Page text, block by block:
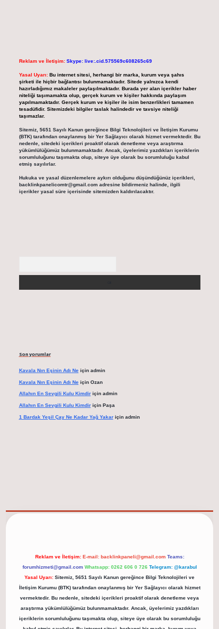
Reklam ve İletişim: Skype: live:.cid.575569c608265c69
Yasal Uyarı: Bu internet sitesi, herhangi bir marka, kurum veya şahıs
şirketi ile hiçbir bağlantısı bulunmamaktadır. Sitede yalnızca kendi
hazırladığımız makaleler paylaşılmaktadır. Burada yer alan içerikler haber
niteliği taşımamakta olup, gerçek kurum ve kişiler hakkında paylaşım
yapılmamaktadır. Gerçek kurum ve kişiler ile isim benzerlikleri tamamen
tesadüfidir. Sitemizdeki bilgiler taslak halindedir ve tavsiye niteliği
taşımazlar.
Sitemiz, 5651 Sayılı Kanun gereğince Bilgi Teknolojileri ve İletişim Kurumu
(BTK) tarafından onaylanmış bir Yer Sağlayıcı olarak hizmet vermektedir. Bu
nedenle, sitedeki içerikleri proaktif olarak denetleme veya araştırma
yükümlülüğümüz bulunmamaktadır. Ancak, üyelerimiz yazdıkları içeriklerin
sorumluluğunu taşımakta olup, siteye üye olarak bu sorumluluğu kabul
etmiş sayılırlar.
Hukuka ve yasal düzenlemelere aykırı olduğunu düşündüğünüz içerikleri,
backlinkpanelicomtr@gmail.comadresine bildirmeniz halinde, ilgili
içerikler yasal süre içerisinde sitemizden kaldırılacaktır.
Son yorumlar
Kavala Nın Eşinin Adı Neiçin admin
Kavala Nın Eşinin Adı Neiçin Ozan
Allahın En Sevgili Kulu Kimdiriçin admin
Allahın En Sevgili Kulu Kimdiriçin Paşa
1 Bardak Yeşil Çay Ne Kadar Yağ Yakariçin admin
Reklam ve İletişim: E-mail: backlinkpaneli@gmail.com Teams:
forumhizmeti@gmail.com Whatsapp: 0262 606 0 726 Telegram: @karabul
Yasal Uyarı: Sitemiz, 5651 Sayılı Kanun gereğince Bilgi Teknolojileri ve
İletişim Kurumu (BTK) tarafından onaylanmış bir Yer Sağlayıcı olarak hizmet
vermektedir. Bu nedenle, sitedeki içerikleri proaktif olarak denetleme veya
araştırma yükümlülüğümüz bulunmamaktadır. Ancak, üyelerimiz yazdıkları
içeriklerin sorumluluğunu taşımakta olup, siteye üye olarak bu sorumluluğu